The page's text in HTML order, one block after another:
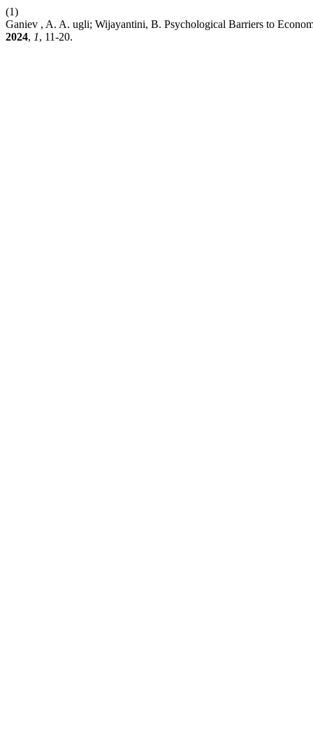
(1)
Ganiev , A. A. ugli; Wijayantini, B. Psychological Barriers to
2024, 1, 11-20.